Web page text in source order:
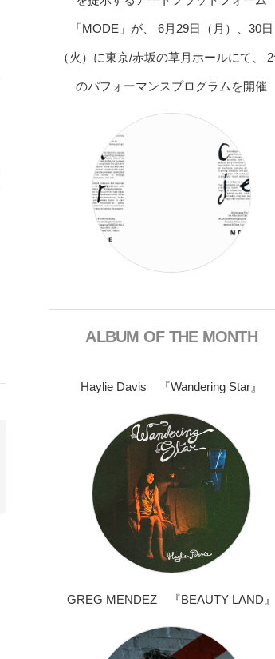
「MODE」が、 6月29日（月）、30日
（火）に東京/赤坂の草月ホールにて、
のパフォーマンスプログラムを開催
ALBUM OF THE MONTH
Haylie Davis 『Wandering Star』
GREG MENDEZ 『BEAUTY LAND』